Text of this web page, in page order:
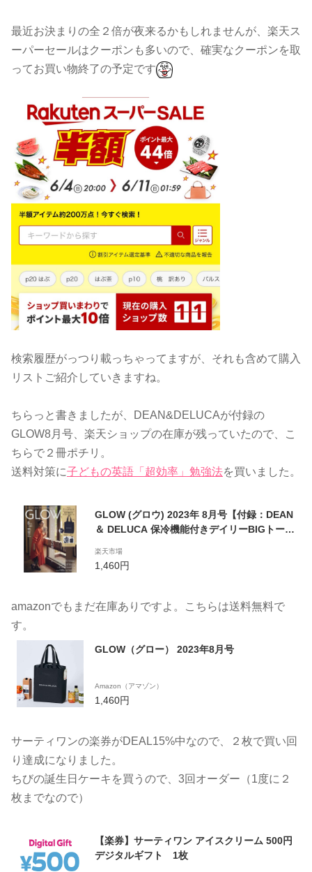
最近お決まりの全２倍が夜来るかもしれませんが、楽天ス
ーパーセールはクーポンも多いので、確実なクーポンを取
ってお買い物終了の予定です
検索履歴がっつり載っちゃってますが、それも含めて購入
リストご紹介していきますね。
ちらっと書きましたが、DEAN&DELUCAが付録の
GLOW8月号、楽天ショップの在庫が残っていたので、こ
ちらで２冊ポチリ。
送料対策に子どもの英語「超効率」勉強法を買いました。
GLOW (グロウ) 2023年 8月号【付録：DEAN
＆ DELUCA 保冷機能付きデイリーBIGトー
楽天市場
1,460円
amazonでもまだ在庫ありですよ。こちらは送料無料で
す。
GLOW（グロー） 2023年8月号
Amazon（アマゾン）
1,460円
サーティワンの楽券がDEAL15%中なので、２枚で買い回
り達成になりました。
ちびの誕生日ケーキを買うので、3回オーダー（1度に２
枚までなので）
【楽券】サーティワン アイスクリーム 500円
デジタルギフト 1枚